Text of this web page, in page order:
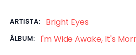
ARTISTA: Bright Eyes
ÁLBUM: I'm Wide Awake, It's